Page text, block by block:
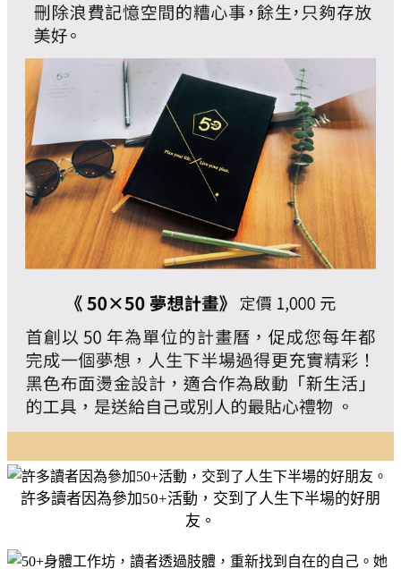
許多讀者因為參加50+活動，交到了人生下半場的好朋
友。